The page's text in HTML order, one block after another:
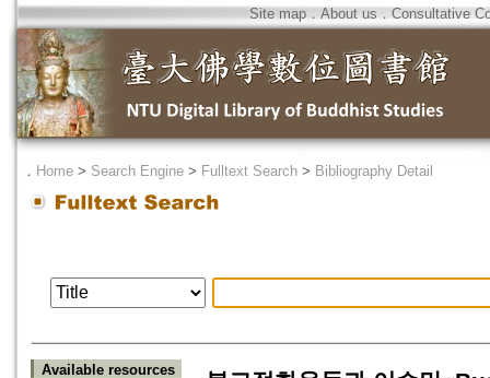
Site map．About us ． Consultative
． Home > Search Engine > Fulltext Search > Bibliography Detail
Available resources